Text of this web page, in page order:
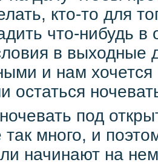
кто-то для
что-нибудь в
в выходные
и нам
остаться
под
так много, и
начинают на